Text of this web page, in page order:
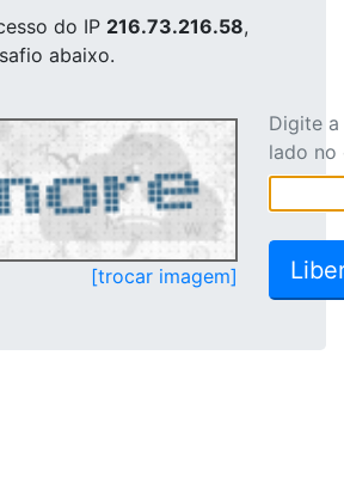
do IP 216.73.216.58,
abaixo.
[trocar imagem]
Digite
lado no